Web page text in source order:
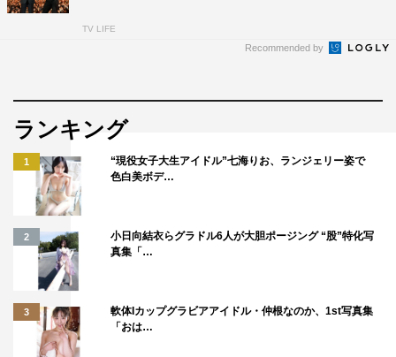
演劇を届けられたらいいなと思っています」と。また「同
期の4期生のメンバーが『おめでとう』『絶対見る』と言
女性陣は山口、早川のほか、元AKB48で現在は活躍の場
をハリウッドにも広げている俳優の秋元才加と声優として
活躍中の内田真礼が一人ずつ参加し、寺脇・塚地とタッグ
を組む。この人選について寺脇は「あらゆる分野から特徴
のある方をお願いしたいと思って。僕らもその人たちの個
性を生かしながら即興劇を作っていきたい」と説明した。
そして「なぜ塚地を相棒に指名したか？」と問われると、
寺脇は「これまでにも何度か共演させていただいたんです
が、昨年はドラマ『死亡フラグが立ちました！』でがっつ
TV LIFE
Recommended by
ランキング
1
“現役女子大生アイドル”七海りお、ランジェリー姿で
色白美ボデ…
2
小日向結衣らグラドル6人が大胆ポージング “股”特化写
真集「…
3
軟体Iカップグラビアアイドル・仲根なのか、1st写真集
「おは…